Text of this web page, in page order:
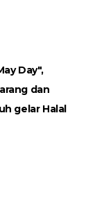
Day",
dan
gelar Halal